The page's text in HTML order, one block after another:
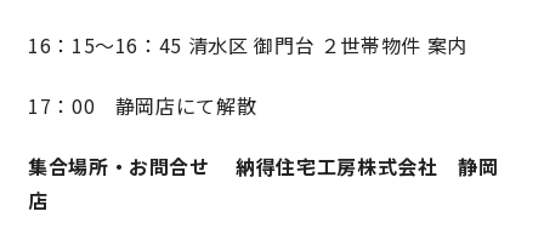
16：15〜16：45 清水区 御門台 ２世帯物件 案内
17：00 静岡店にて解散
集合場所・お問合せ 納得住宅工房株式会社 静岡
店